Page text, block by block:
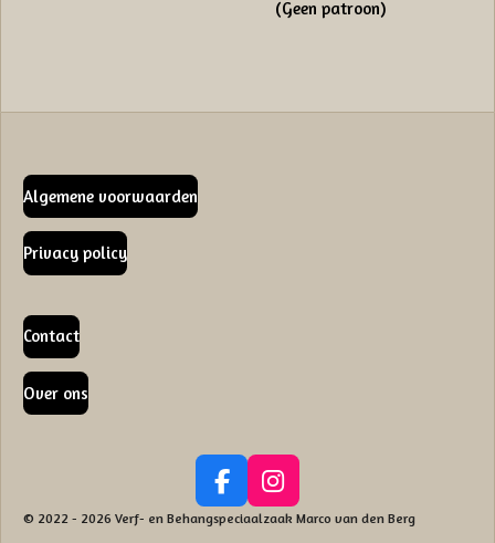
(Geen patroon)
Algemene voorwaarden
Privacy policy
Contact
Over ons
F
a
I
n
© 2022 - 2026 Verf- en Behangspeciaalzaak Marco van den Berg